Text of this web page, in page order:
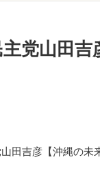
主党山田吉
田吉彦【沖縄の未